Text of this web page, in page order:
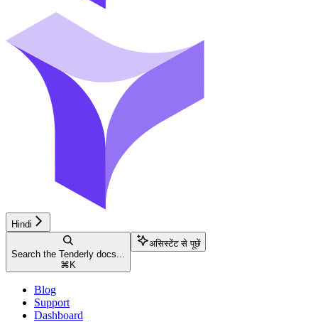
Hindi
Search the Tenderly docs...
⌘ K
असिस्टेंट से पूछें
Blog
Support
Dashboard